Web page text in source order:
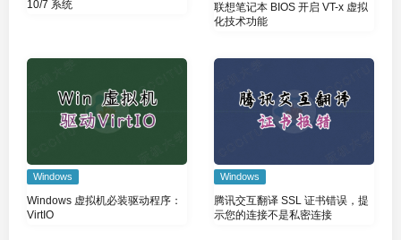
10/7 系统
联想笔记本 BIOS 开启 VT-x 虚拟
化技术功能
Windows
Windows 虚拟机必装驱动程序：
VirtIO
Windows
腾讯交互翻译 SSL 证书错误，提
示您的连接不是私密连接